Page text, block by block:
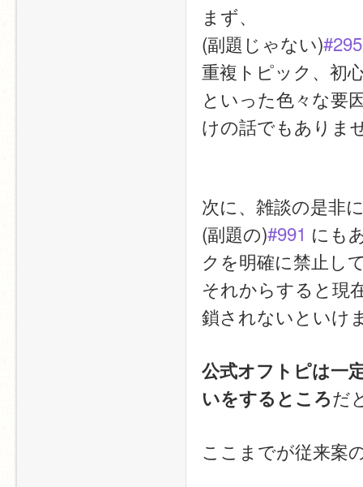
まず、
(副題じゃない)
重複トピック、初
といった色々な要
けの話でもありま
次に、雑談の是非
(副題の)#991 にも
クを明確に禁止し
それからすると現
鎖されないといけ
公式オフトピは一
いをするところだ
ここまでが従来案